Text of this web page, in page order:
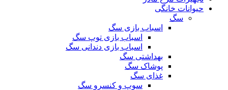
حیوانات خانگی
سگ
اسباب بازی سگ
اسباب بازی توپ سگ
اسباب بازی دندانی سگ
بهداشتی سگ
پوشاک سگ
غذای سگ
سوپ و کنسرو سگ